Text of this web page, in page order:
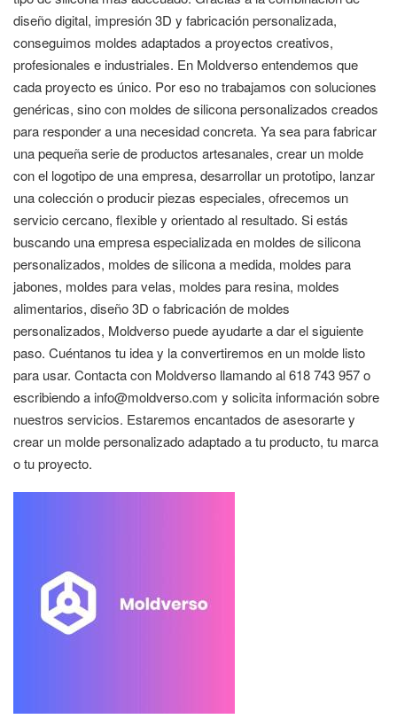
diseño digital, impresión 3D y fabricación personalizada,
conseguimos moldes adaptados a proyectos creativos,
profesionales e industriales. En Moldverso entendemos que
cada proyecto es único. Por eso no trabajamos con soluciones
genéricas, sino con moldes de silicona personalizados creados
para responder a una necesidad concreta. Ya sea para fabricar
una pequeña serie de productos artesanales, crear un molde
con el logotipo de una empresa, desarrollar un prototipo, lanzar
una colección o producir piezas especiales, ofrecemos un
servicio cercano, flexible y orientado al resultado. Si estás
buscando una empresa especializada en moldes de silicona
personalizados, moldes de silicona a medida, moldes para
jabones, moldes para velas, moldes para resina, moldes
alimentarios, diseño 3D o fabricación de moldes
personalizados, Moldverso puede ayudarte a dar el siguiente
paso. Cuéntanos tu idea y la convertiremos en un molde listo
para usar. Contacta con Moldverso llamando al 618 743 957 o
escribiendo a info@moldverso.com y solicita información sobre
nuestros servicios. Estaremos encantados de asesorarte y
crear un molde personalizado adaptado a tu producto, tu marca
o tu proyecto.